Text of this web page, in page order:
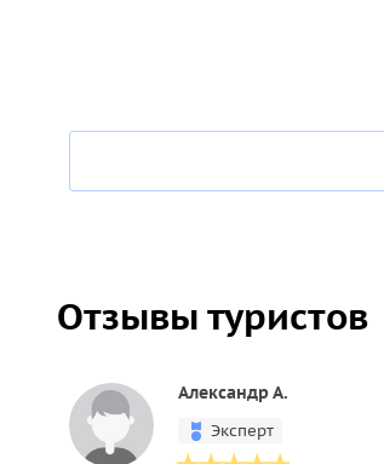
Отзывы туристов
Александр А.
Эксперт